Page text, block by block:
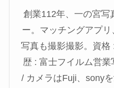
創業112年、一の宮写
ー。マッチングアプ
写真も撮影撮影。資格
歴 : 富士フイルム営
/ カメラはFuji、sony